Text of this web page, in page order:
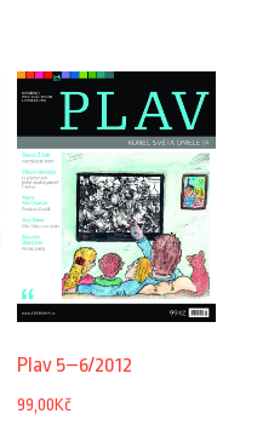
Plav 5–6/2012
99,00Kč